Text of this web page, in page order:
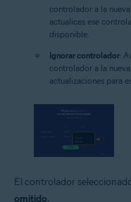
controlador a la
actualices ese
disponible.
Ignorar controlador:
controlador a la
actualizaciones para
El controlador
omitido.